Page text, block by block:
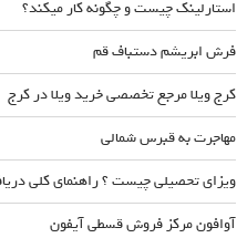
استارلینک چیست و چگونه کار میکند؟
فرش ابریشم دستباف قم
کرج ویلا مرجع تخصصی خرید ویلا در کرج
مهاجرت به قبرس شمالی
ویزای تحصیلی چیست ؟ راهنمای کلی
آوافون مرکز فروش قسطی آیفون